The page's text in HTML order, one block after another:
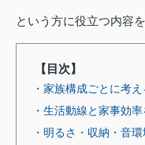
という方に役立つ内容
【目次】
・家族構成ごとに考
・生活動線と家事効
・明るさ・収納・音